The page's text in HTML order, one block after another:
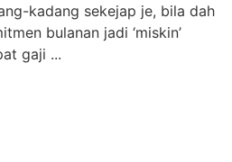
kadang sekejap je, bila dah
bulanan jadi ‘miskin’
gaji ...